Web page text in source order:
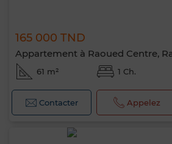
165 000 TND
Appartement à Raoued Centre,
61 m² 1 Ch.
Contacter Appelez